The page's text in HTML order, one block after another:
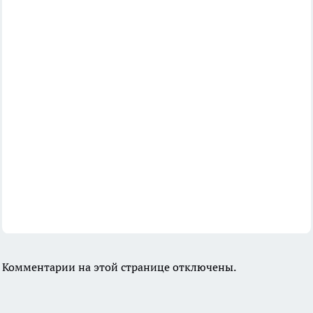
Комментарии на этой странице отключены.